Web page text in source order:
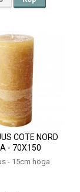
COTE NORD
- 70X150
- 15cm höga